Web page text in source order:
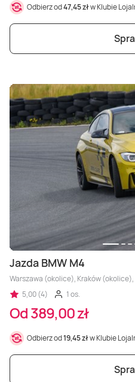
Odbierz od47,45 złw Klubie
Jazda BMW M4
Warszawa (okolice), Kraków
5,00 (4)
1 os.
Od 389,00 zł
Odbierz od19,45 złw Klubie